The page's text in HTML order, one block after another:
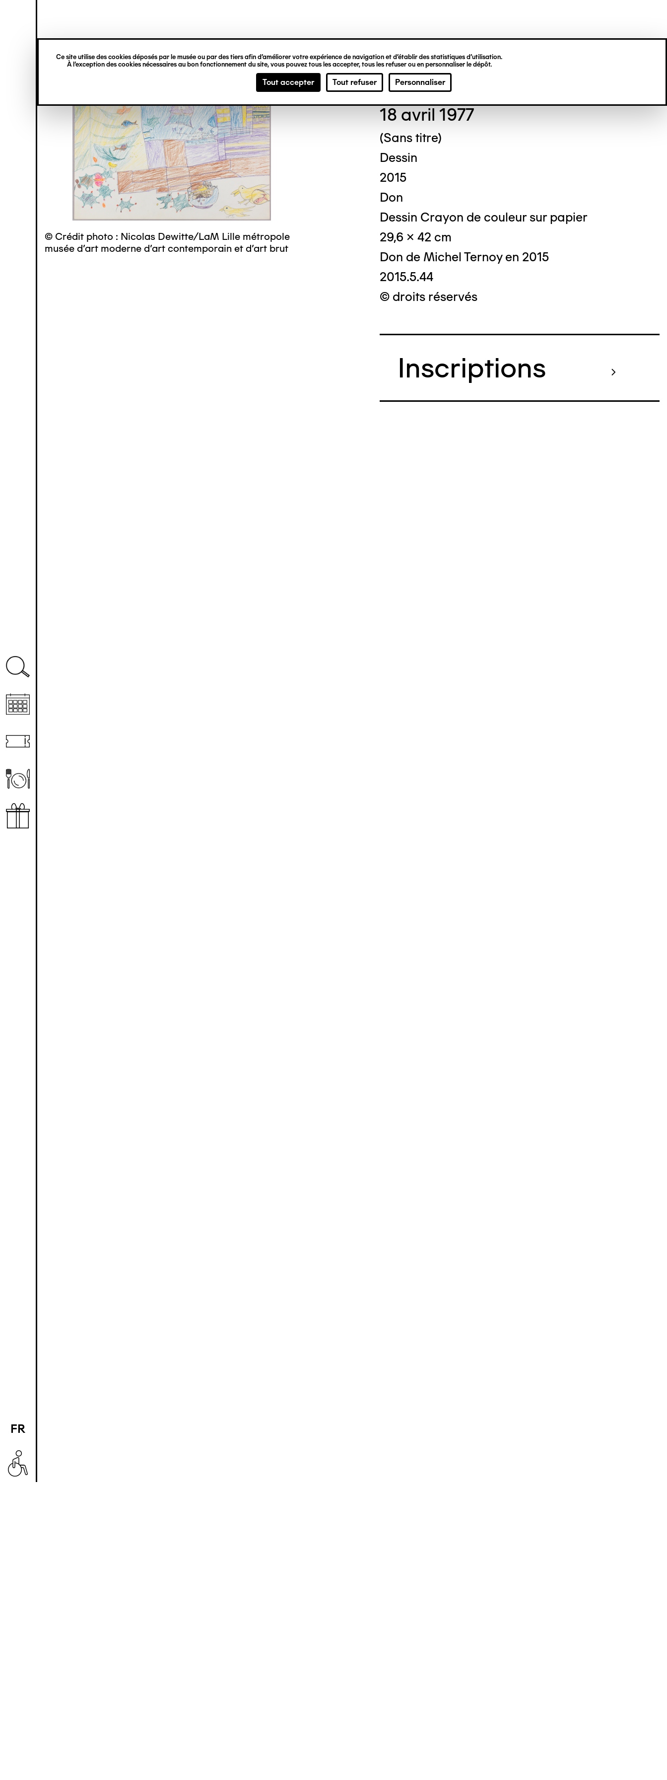
Ce site utilise des cookies déposés par le musée ou par des tiers afin d’améliorer votre expérience de navigation et d’établir des statistiques d’utilisation.
À l’exception des cookies nécessaires au bon fonctionnement du site, vous pouvez tous les accepter, tous les refuser ou en personnaliser le dépôt.
Tout accepter Tout refuser Personnaliser
principal
verticale
FR
EN
© Crédit photo : Nicolas Dewitte/LaM Lille métropole
musée d’art moderne d’art contemporain et d’art brut
Georgine HU
18 avril 1977
(Sans titre)
Dessin
2015
Don
Dessin Crayon de couleur sur papier
29,6 x 42 cm
Don de Michel Ternoy en 2015
2015.5.44
© droits réservés
Inscriptions